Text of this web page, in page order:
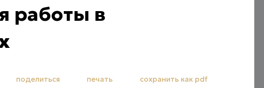
работы в
поделиться печать сохранить как pdf